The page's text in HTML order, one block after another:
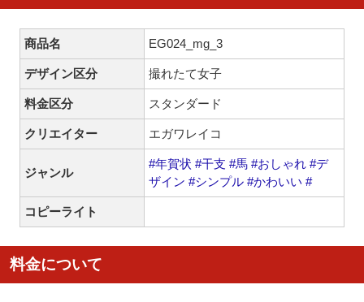
商品名 EG024_mg_3
デザイン区分 撮れたて女子
料金区分 スタンダード
クリエイター エガワレイコ
ジャンル
#年賀状 #干支 #馬 #おしゃれ #デ
ザイン #シンプル #かわいい #
コピーライト
料金について